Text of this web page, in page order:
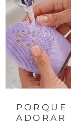
ADORAR
Luxemburgo
Macau, RAE
China
Malásia
Malta
México